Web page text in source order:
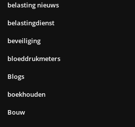
belasting nieuws
belastingdienst
beveiliging
bloeddrukmeters
Blogs
boekhouden
Bouw